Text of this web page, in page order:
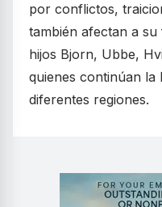
por conflictos,
también afectan a
hijos Bjorn, Ubbe,
quienes continúan
diferentes regiones.